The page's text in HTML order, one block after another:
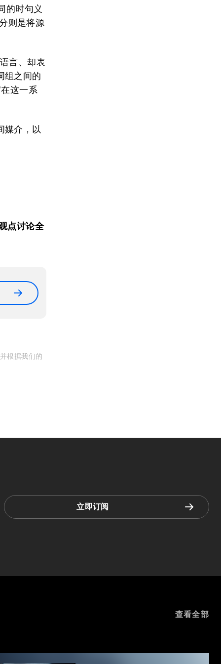
的时句义
则是将源
言、却表
组之间的
这一系
媒介，以
点讨论全
根据我们的
立即订阅
查看全部